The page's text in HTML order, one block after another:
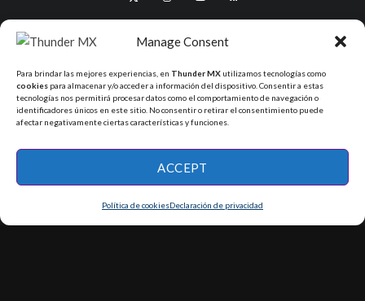
Manage Consent
Para brindar las mejores experiencias, en Thunder MX utilizamos tecnologías como
cookies para almacenar y/o acceder a información del dispositivo. Consentir a estas
tecnologías nos permitirá procesar datos como el comportamiento de navegación o
identificadores únicos en este sitio. No consentir o retirar el consentimiento puede
afectar negativamente ciertas características y funciones.
ACCEPT
Política de cookiesDeclaración de privacidad